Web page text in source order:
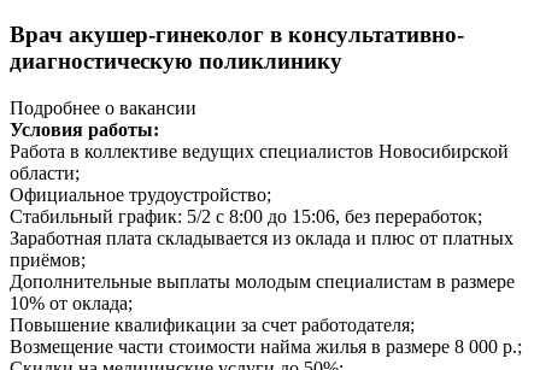
Врач акушер-гинеколог в консультативно-
диагностическую поликлинику
Подробнее о вакансии
Условия работы:
Работа в коллективе ведущих специалистов Новосибирской
области;
Официальное трудоустройство;
Стабильный график: 5/2 с 8:00 до 15:06, без переработок;
Заработная плата складывается из оклада и плюс от платных
приёмов;
Дополнительные выплаты молодым специалистам в размере
10% от оклада;
Повышение квалификации за счет работодателя;
Возмещение части стоимости найма жилья в размере 8 000 р.;